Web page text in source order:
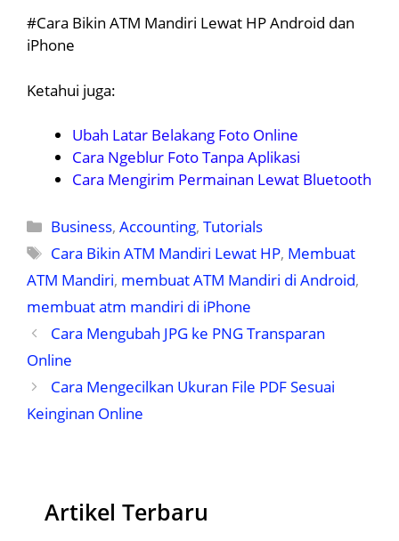
#Cara Bikin ATM Mandiri Lewat HP Android dan
iPhone
Ketahui juga:
Ubah Latar Belakang Foto Online
Cara Ngeblur Foto Tanpa Aplikasi
Cara Mengirim Permainan Lewat Bluetooth
Kategori
Business,Accounting,Tutorials
Tag
Cara Bikin ATM Mandiri Lewat HP, Membuat
ATM Mandiri, membuat ATM Mandiri di Android,
membuat atm mandiri di iPhone
Cara Mengubah JPG ke PNG Transparan
Online
Cara Mengecilkan Ukuran File PDF Sesuai
Keinginan Online
Artikel Terbaru